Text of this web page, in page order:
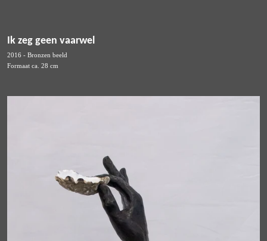
Ik zeg geen vaarwel
2016 - Bronzen beeld
Formaat ca. 28 cm